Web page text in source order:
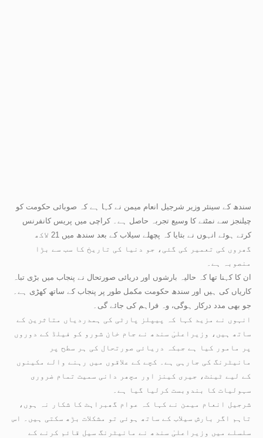
سندھ کے سینئر وزیر شرجیل انعام میمن نے کہا ہے کہ صوبائی حکومت کو
چیلنجز سے نمٹنے کا وسیع تجربہ حاصل ہے۔ کراچی میں پریس کانفرنس
کرتے ہوئے انہوں نے بتایا کہ پچھلے سیلاب کے بعد سندھ میں 21 لاکھ
گھروں کی تعمیر کی گئی، جو دنیا کی تاریخ کا سب سے بڑا
منصوبہ ہے۔
ان کا کہنا تھا کہ حالیہ بارشوں اور دریائی صورتحال نے پنجاب میں بڑی تباہ
کاریاں کی ہیں اور سندھ حکومت مکمل طور پر پنجاب کے ساتھ کھڑی ہے۔
جو بھی مدد درکار ہوگی، وہ فراہم کی جائے گی۔
انہوں نے مزید کہا کہ پیپلز پارٹی کی ہمدردیاں متاثرین کے
ساتھ ہیں، وزیراعلیٰ سندھ نے جام خان شورو کو فیلڈ کے دوروں
پر مامور کیا ہے جبکہ دریائی صورتحال کی ہر سطح پر
مانیٹرنگ کی جارہی ہے۔ کچے کے علاقوں میں رہنے والے مکینوں
کے لیے ٹینٹ، جیری کینز اور مچھر دانی سمیت تمام ضروری
سہولیات کا بندوبست کرلیا گیا ہے۔
شرجیل انعام میمن نے کہا کہ عوام گھبراہٹ کا شکار نہ ہوں،
تاہم اگر بارش سیلاب کے ساتھ ہوئی تو مشکلات بڑھ سکتی ہیں۔ اس
سلسلے میں وزیراعلیٰ سندھ نے مانیٹرنگ سیل قائم کرنے کے